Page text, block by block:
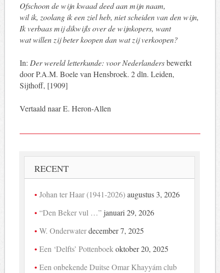
Ofschoon de wijn kwaad deed aan mijn naam,
wil ik, zoolang ik een ziel heb, niet scheiden van den wijn,
Ik verbaas mij dikwijls over de wijnkopers, want
wat willen zij beter koopen dan wat zij verkoopen?
In: Der wereld letterkunde: voor Nederlandersbewerkt
door P.A.M. Boele van Hensbroek. 2 dln. Leiden,
Sijthoff, [1909]
Vertaald naar E. Heron-Allen
RECENT
Johan ter Haar (1941-2026) augustus 3, 2026
“Den Beker vul …” januari 29, 2026
W. Onderwaterdecember 7, 2025
Een ‘Delfts’ Pottenboek oktober 20, 2025
Een onbekende Duitse Omar Khayyám club